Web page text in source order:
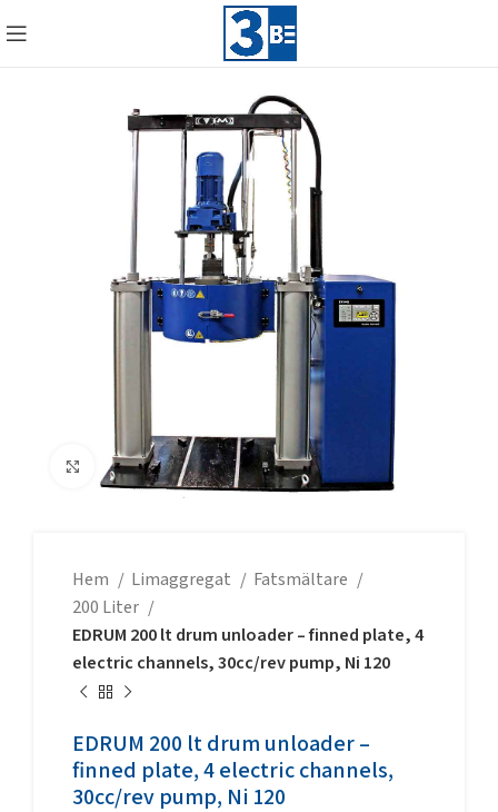
Click to enlarge
Hem Limaggregat
Fatsmältare
200 Liter
EDRUM 200 lt drum unloader – finned plate, 4
electric channels, 30cc/rev pump, Ni 120
EDRUM 200 lt drum unloader –
finned plate, 4 electric channels,
30cc/rev pump, Ni 120